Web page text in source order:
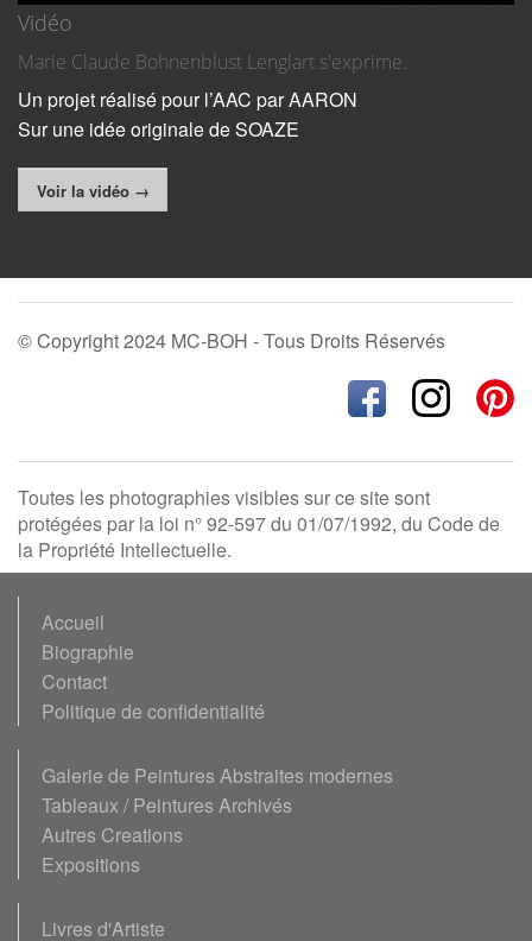
Vidéo
Marie Claude Bohnenblust Lenglart s'exprime.
Un projet réalisé pour l’AAC par AARON
Sur une idée originale de SOAZE
Voir la vidéo →
© Copyright 2024 MC-BOH - Tous Droits Réservés
Toutes les photographies visibles sur ce site sont
protégées par la loi n° 92-597 du 01/07/1992, du Code de
la Propriété Intellectuelle.
Accueil
Biographie
Contact
Politique de confidentialité
Galerie de Peintures Abstraites modernes
Tableaux / Peintures Archivés
Autres Creations
Expositions
Livres d'Artiste